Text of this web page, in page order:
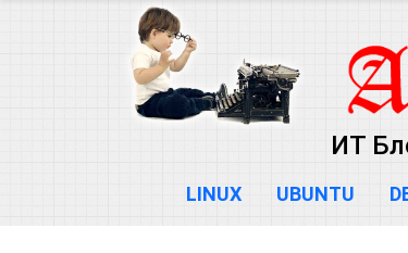
ИТ
LINUX UBUNTU